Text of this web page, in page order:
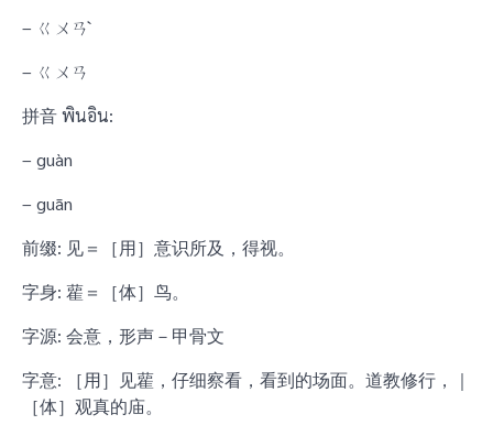
– ㄍㄨㄢˋ
– ㄍㄨㄢ
拼音 พินอิน:
– guàn
– guān
前缀: 见＝［用］意识所及，得视。
字身: 雚＝［体］鸟。
字源: 会意，形声－甲骨文
字意: ［用］见雚，仔细察看，看到的场面。道教修行，｜
［体］观真的庙。